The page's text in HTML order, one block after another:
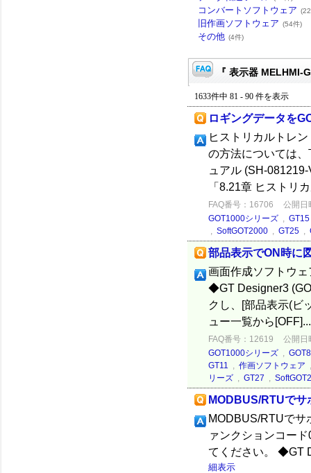
コンバートソフトウェア
旧作画ソフトウェア (54件)
その他 (4件)
『 表示器 MELHMI-
1633件中 81 - 90 件を表示
ロギングデータを
ヒストリカルトレ
の方法については
ュアル (SH-
「8.21章 ヒストリ
FAQ番号：16706
公開日
GOT1000シリーズ , GT15
, SoftGOT2000 , GT25 ,
部品表示でON時に
画面作成ソフトウ
◆GT Designer3
クし、[部品表示(ビ
ュー一覧から
FAQ番号：12619
公開日
GOT1000シリーズ ,
GT11 , 作画ソフトウェア
リーズ , GT27 ,
MODBUS/RTUで
MODBUS/RTUでサ
ァンクションコー
てください。 ◆GT
細表示